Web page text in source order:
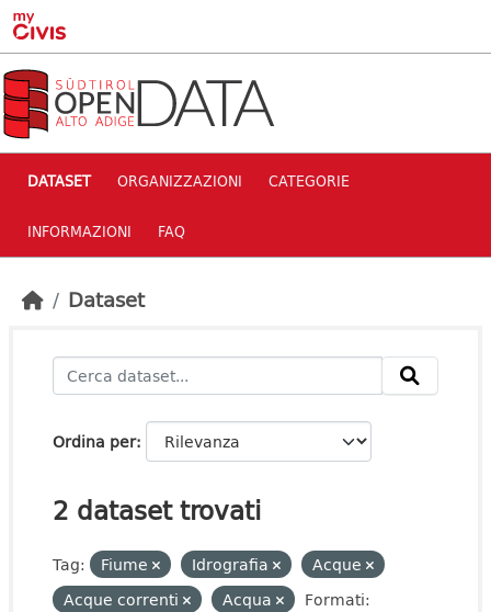
Skip to main content
DATASET ORGANIZZAZIONI CATEGORIE
INFORMAZIONI FAQ
Dataset
Ordina per
2 dataset trovati
Tag: Fiume Idrografia
Acque
Acque correnti
Acqua
Formati: